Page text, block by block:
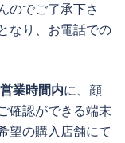
のでご了承下さ
なり、お電話での
業時間内に、顔
確認ができる端末
望の購入店舗にて